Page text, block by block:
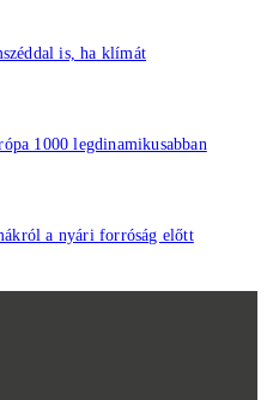
is, ha klímát
1000 legdinamikusabban
a nyári forróság előtt